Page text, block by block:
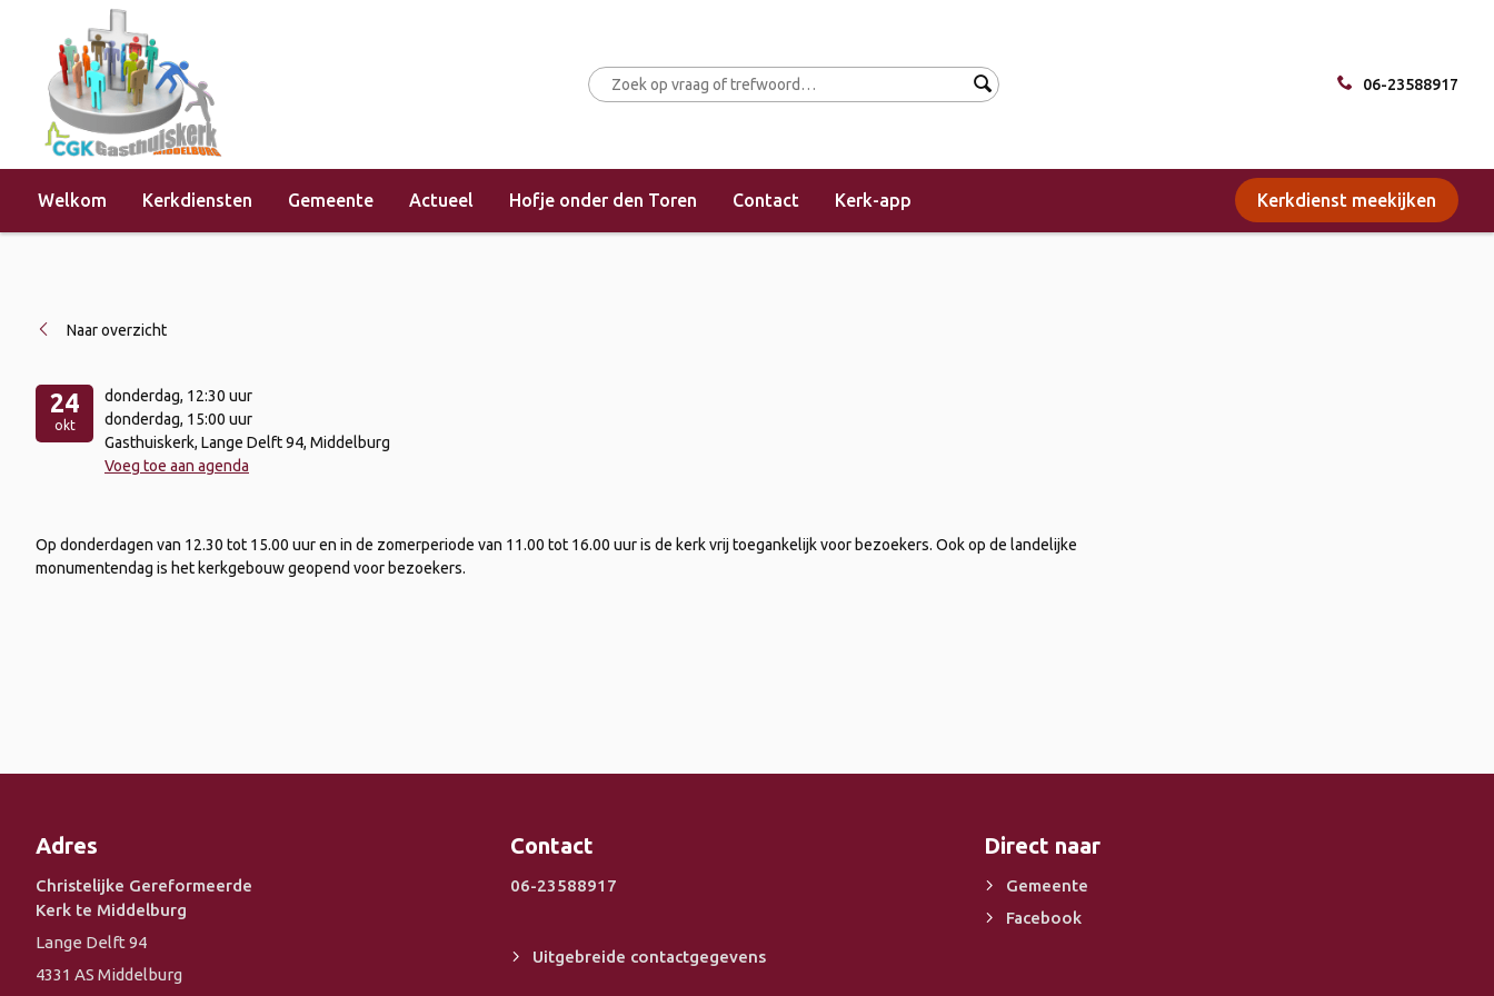
06-23588917
Welkom Kerkdiensten Gemeente Actueel Hofje onder den Toren Contact Kerk-app Kerkdienst meekijken
Home »Evenementen »Open Kerk
Naar overzicht
24
okt
donderdag, 12:30 uur
donderdag, 15:00 uur
Gasthuiskerk, Lange Delft 94, Middelburg
Voeg toe aan agenda
Op donderdagen van 12.30 tot 15.00 uur en in de zomerperiode van 11.00 tot 16.00 uur is de kerk vrij toegankelijk voor bezoekers. Ook op de landelijke
monumentendag is het kerkgebouw geopend voor bezoekers.
Adres
Christelijke Gereformeerde
Kerk te Middelburg
Lange Delft 94
4331 AS Middelburg
Contact
06-23588917
Uitgebreide contactgegevens
Direct naar
Gemeente
Facebook